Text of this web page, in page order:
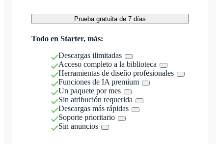
Prueba gratuita de 7 días
Todo en Starter, más:
Descargas ilimitadas
Acceso completo a la biblioteca
Herramientas de diseño profesionales
Funciones de IA premium
Un paquete por mes
Sin atribución requerida
Descargas más rápidas
Soporte prioritario
Sin anuncios